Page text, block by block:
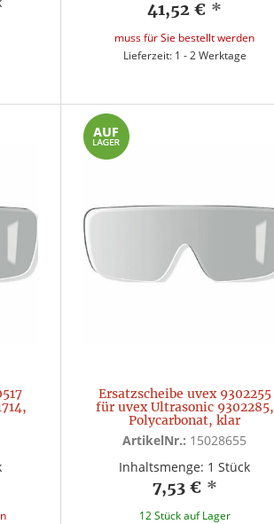
41,52 € *
muss für Sie bestellt werden
Lieferzeit: 1 - 2 Werktage
Ersatzscheibe uvex 9302255
für uvex Ultrasonic 9302285,
Polycarbonat, klar
ArtikelNr.: 15028655
Inhaltsmenge: 1 Stück
7,53 € *
12 Stück auf Lager